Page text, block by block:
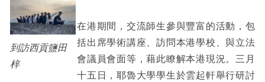
到訪西貢鹽田
梓
在港期間，交流師生參與豐富的活動，包
括出席學術講座、訪問本港學校、與立法
會議員會面等，藉此瞭解本港現況。三月
十五日，耶魯大學學生於雲起軒舉行研討